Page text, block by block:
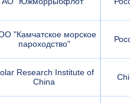
"Камчатское морское
пароходство"
Research Institute of
China